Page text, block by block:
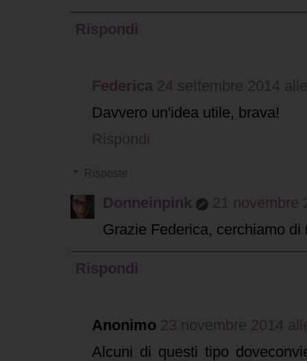
Rispondi
Federica 24 settembre 2014
Davvero un'idea utile, brava!
Rispondi
Risposte
Donneinpink
21 novembre
Grazie Federica, cerchiamo di
Rispondi
Anonimo 23 novembre 2014
Alcuni di questi tipo